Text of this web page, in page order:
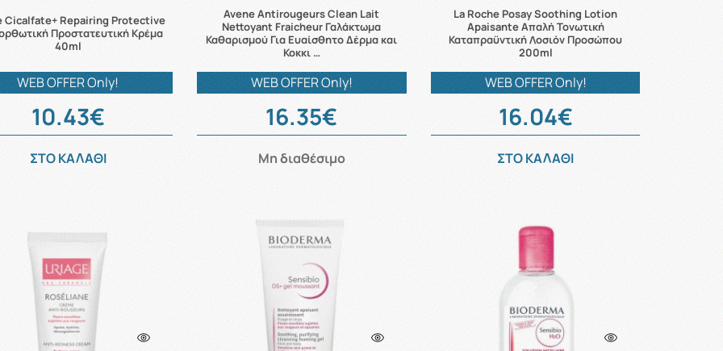
Cicalfate+ Repairing Protective
Προστατευτική Κρέμα
40ml
WEB OFFER Only!
10.43€
ΣΤΟ ΚΑΛΑΘΙ
Avene Antirougeurs Clean Lait
Nettoyant Fraicheur Γαλάκτωμα
Καθαρισμού Για Ευαίσθητο Δέρμα και
Κοκκι …
WEB OFFER Only!
16.35€
Μη διαθέσιμο
La Roche Posay Soothing Lotion
Apaisante Απαλή Τονωτική
Καταπραϋντική Λοσιόν Προσώπου
200ml
WEB OFFER Only!
16.04€
ΣΤΟ ΚΑΛΑΘΙ